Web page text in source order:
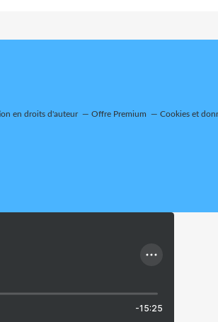
en droits d'auteur Offre Premium Cookies et
-15:25